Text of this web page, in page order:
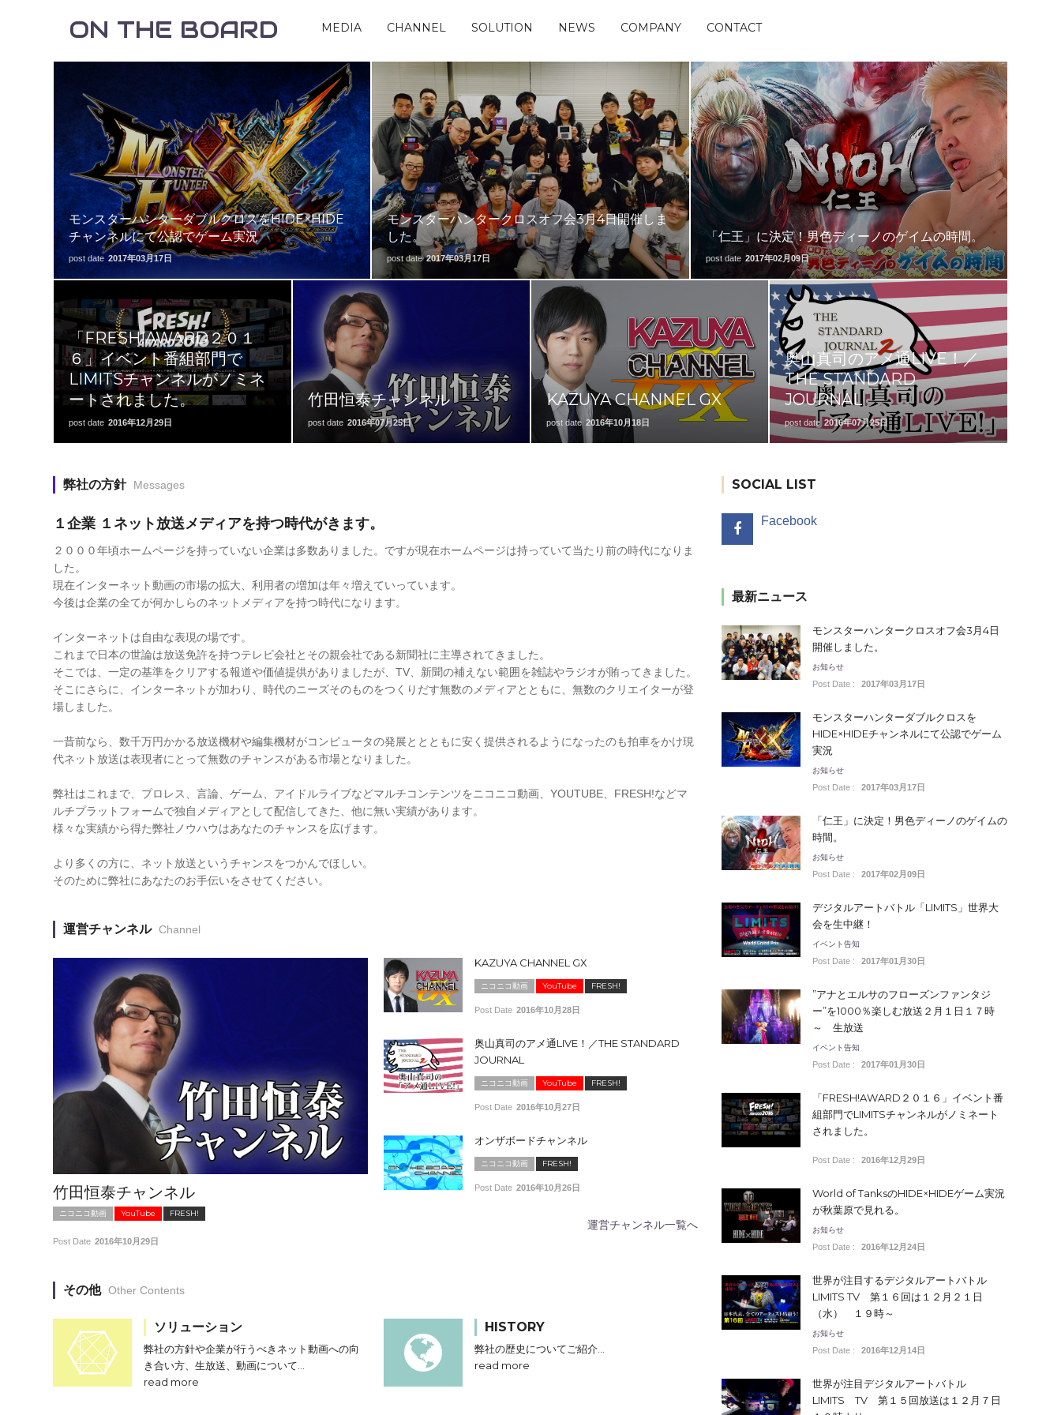
ON THE BOARD MEDIA CHANNEL SOLUTION NEWS COMPANY CONTACT
モンスターハンターダブルクロスをHIDE×HIDE
チャンネルにて公認でゲーム実況
post date 2017年03月17日
モンスターハンタークロスオフ会3月4日開催しま
した。
post date 2017年03月17日
「仁王」に決定！男色ディーノのゲイムの時間。
post date 2017年02月09日
「FRESH!AWARD２０１
６」イベント番組部門で
LIMITSチャンネルがノミネ
ートされました。
post date 2016年12月29日
竹田恒泰チャンネル
post date 2016年07月25日
KAZUYA CHANNEL GX
post date 2016年10月18日
奥山真司のアメ通LIVE！／
THE STANDARD
JOURNAL
post date 2016年07月25日
弊社の方針 Messages
１企業 １ネット放送メディアを持つ時代がきます。
２０００年頃ホームページを持っていない企業は多数ありました。ですが現在ホームページは持っていて当たり前の時代になりま
した。
現在インターネット動画の市場の拡大、利用者の増加は年々増えていっています。
今後は企業の全てが何かしらのネットメディアを持つ時代になります。
インターネットは自由な表現の場です。
これまで日本の世論は放送免許を持つテレビ会社とその親会社である新聞社に主導されてきました。
そこでは、一定の基準をクリアする報道や価値提供がありましたが、TV、新聞の補えない範囲を雑誌やラジオが賄ってきました。
そこにさらに、インターネットが加わり、時代のニーズそのものをつくりだす無数のメディアとともに、無数のクリエイターが登
場しました。
一昔前なら、数千万円かかる放送機材や編集機材がコンピュータの発展ととともに安く提供されるようになったのも拍車をかけ現
代ネット放送は表現者にとって無数のチャンスがある市場となりました。
弊社はこれまで、プロレス、言論、ゲーム、アイドルライブなどマルチコンテンツをニコニコ動画、YOUTUBE、FRESH!などマ
ルチプラットフォームで独自メディアとして配信してきた、他に無い実績があります。
様々な実績から得た弊社ノウハウはあなたのチャンスを広げます。
より多くの方に、ネット放送というチャンスをつかんでほしい。
そのために弊社にあなたのお手伝いをさせてください。
運営チャンネル Channel
竹田恒泰チャンネル
ニコニコ動画 YouTube FRESH!
Post Date 2016年10月29日
KAZUYA CHANNEL GX
ニコニコ動画 YouTube FRESH!
Post Date 2016年10月28日
奥山真司のアメ通LIVE！／THE STANDARD
JOURNAL
ニコニコ動画 YouTube FRESH!
Post Date 2016年10月27日
オンザボードチャンネル
ニコニコ動画 FRESH!
Post Date 2016年10月26日
運営チャンネル一覧へ
その他 Other Contents
ソリューション
弊社の方針や企業が行うべきネット動画への向
き合い方、生放送、動画について…
read more
HISTORY
弊社の歴史についてご紹介…
read more
SOCIAL LIST
Facebook
最新ニュース
モンスターハンタークロスオフ会3月4日
開催しました。
お知らせ
Post Date : 2017年03月17日
モンスターハンターダブルクロスを
HIDE×HIDEチャンネルにて公認でゲーム
実況
お知らせ
Post Date : 2017年03月17日
「仁王」に決定！男色ディーノのゲイムの
時間。
お知らせ
Post Date : 2017年02月09日
デジタルアートバトル「LIMITS」世界大
会を生中継！
イベント告知
Post Date : 2017年01月30日
”アナとエルサのフローズンファンタジ
ー”を1000％楽しむ放送２月１日１７時
～ 生放送
イベント告知
Post Date : 2017年01月30日
「FRESH!AWARD２０１６」イベント番
組部門でLIMITSチャンネルがノミネート
されました。
Post Date : 2016年12月29日
World of TanksのHIDE×HIDEゲーム実況
が秋葉原で見れる。
お知らせ
Post Date : 2016年12月24日
世界が注目するデジタルアートバトル
LIMITS TV 第１６回は１２月２１日
（水） １９時～
お知らせ
Post Date : 2016年12月14日
世界が注目デジタルアートバトル
LIMITS TV 第１５回放送は１２月７日